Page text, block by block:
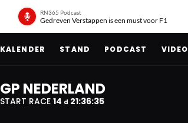
RN365 Podcast
Gedreven Verstappen is een must voor F1
KALENDER STAND PODCAST VIDEO
GP NEDERLAND
START RACE 14 d 21:36:34